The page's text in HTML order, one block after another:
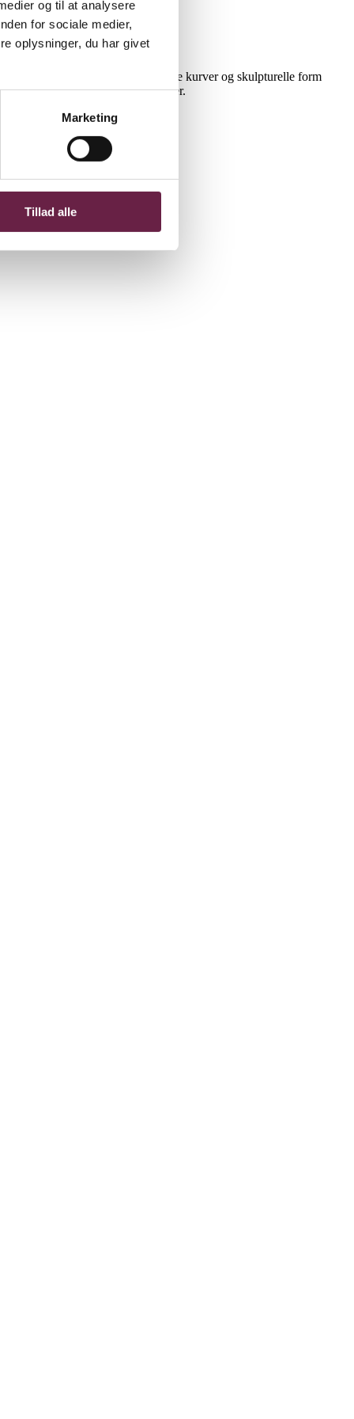
og til at analysere
for sociale medier,
oplysninger, du har givet
Marketing
Tillad alle
som Tortus. Med deres flydende kurver og skulpturelle form
og arkitektoniske karakter.